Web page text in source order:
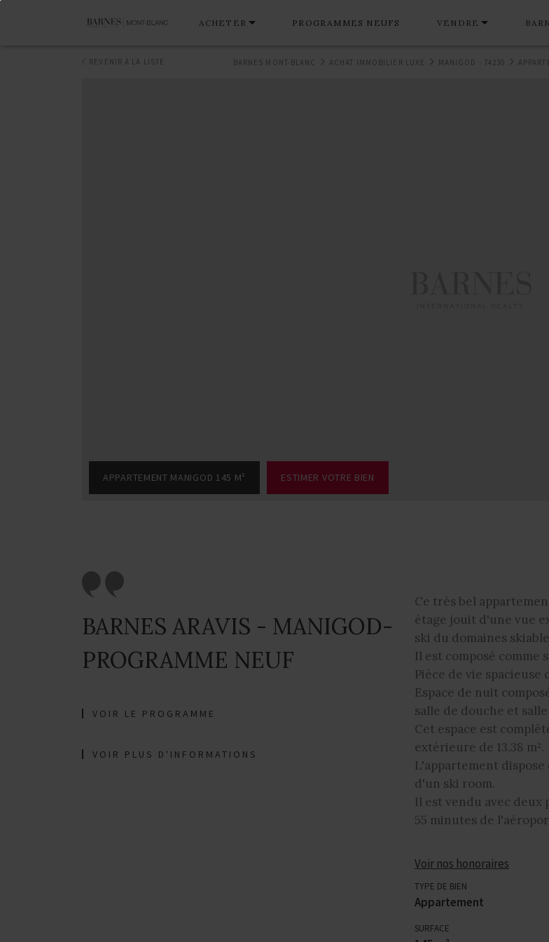
ACHETER PROGRAMMES NEUFS VENDRE
BARNES MONT-BLANC ACHAT IMMOBILIER LUXE MANIGOD - 74230
REVENIR À LA LISTE
APPARTEMENT MANIGOD 145 M² ESTIMER VOTRE BIEN
BARNES ARAVIS - MANIGOD-
PROGRAMME NEUF
VOIR LE PROGRAMME
VOIR PLUS D'INFORMATIONS
Ce très bel
étage jouit d'une vue
ski du domaines
Il est composé comme
Pièce de vie spacieuse
Espace de nuit
salle de douche et
Cet espace est
extérieure de 13,38 m².
L'appartement
d'un ski room.
Il est vendu avec deux
55 minutes de
Voir nos honoraires
TYPE DE BIEN
Appartement
SURFACE